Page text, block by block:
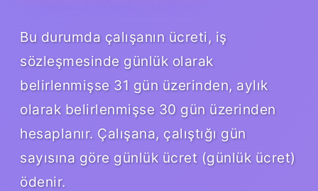
Bu durumda çalışanın ücreti, iş
sözleşmesinde günlük olarak
belirlenmişse 31 gün üzerinden, aylık
olarak belirlenmişse 30 gün üzerinden
hesaplanır. Çalışana, çalıştığı gün
sayısına göre günlük ücret (günlük ücret)
ödenir.